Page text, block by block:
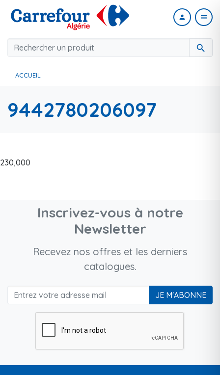
search
person menu
ACCUEIL
9442780206097
230,000
Inscrivez-vous à notre
Newsletter
Recevez nos offres et les derniers
catalogues.
JE M'ABONNE